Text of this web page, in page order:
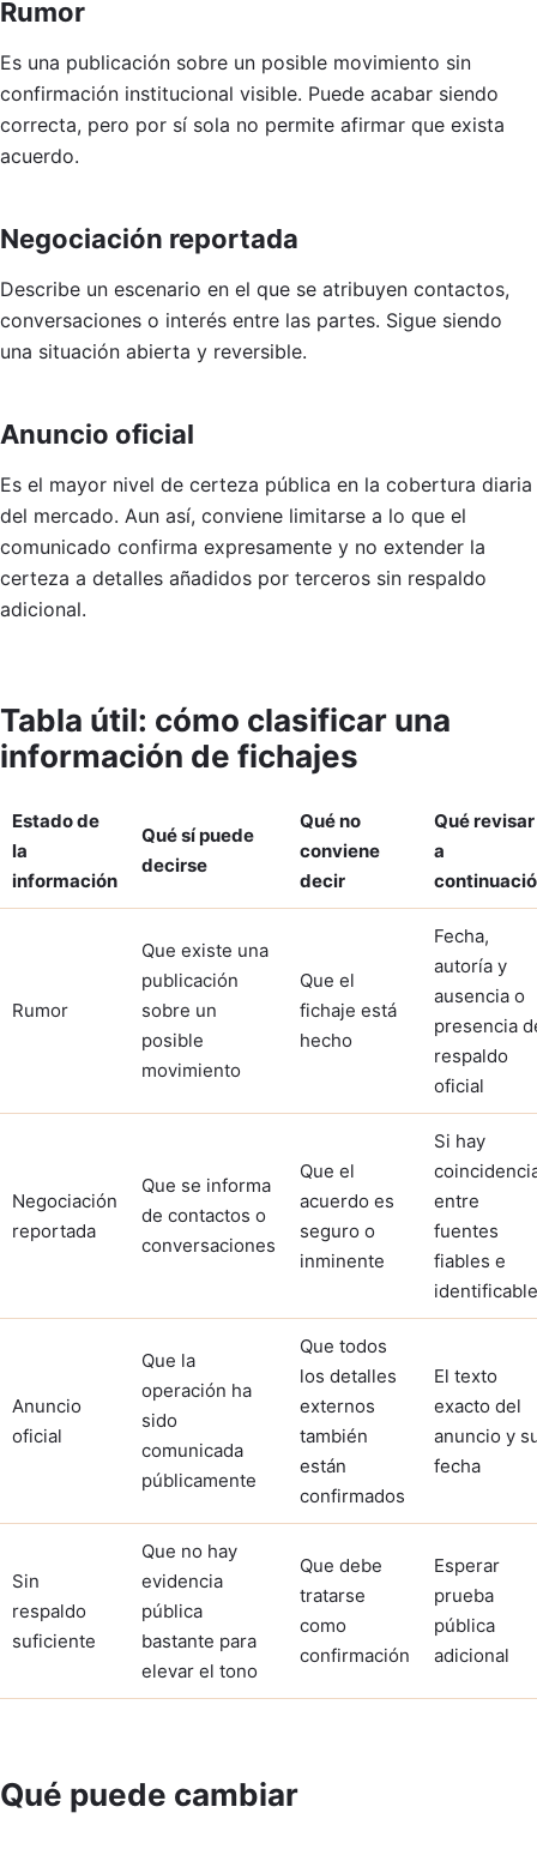
Rumor
Es una publicación sobre un posible movimiento sin
confirmación institucional visible. Puede acabar siendo
correcta, pero por sí sola no permite afirmar que exista
acuerdo.
Negociación reportada
Describe un escenario en el que se atribuyen contactos,
conversaciones o interés entre las partes. Sigue siendo
una situación abierta y reversible.
Anuncio oficial
Es el mayor nivel de certeza pública en la cobertura diaria
del mercado. Aun así, conviene limitarse a lo que el
comunicado confirma expresamente y no extender la
certeza a detalles añadidos por terceros sin respaldo
adicional.
Tabla útil: cómo clasificar una
información de fichajes
Estado de
la
información
Qué sí puede
decirse
Qué no
conviene
decir
Qué revisar
a
Rumor
Que existe una
publicación
sobre un
posible
movimiento
Que el
fichaje está
hecho
Fecha,
autoría y
ausencia o
presencia
respaldo
oficial
Negociación
reportada
Que se informa
de contactos o
conversaciones
Que el
acuerdo es
seguro o
inminente
Si hay
entre
fuentes
fiables e
Anuncio
oficial
Que la
operación ha
sido
comunicada
públicamente
Que todos
los detalles
externos
también
están
confirmados
El texto
exacto del
anuncio y
fecha
Sin
respaldo
suficiente
Que no hay
evidencia
pública
bastante para
elevar el tono
Que debe
tratarse
como
confirmación
Esperar
prueba
pública
adicional
Qué puede cambiar